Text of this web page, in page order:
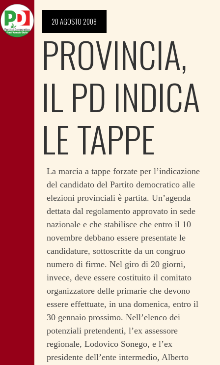
20 AGOSTO 2008
PROVINCIA,
IL PD INDICA
LE TAPPE
La marcia a tappe forzate per l’indicazione
del candidato del Partito democratico alle
elezioni provinciali è partita. Un’agenda
dettata dal regolamento approvato in sede
nazionale e che stabilisce che entro il 10
novembre debbano essere presentate le
candidature, sottoscritte da un congruo
numero di firme. Nel giro di 20 giorni,
invece, deve essere costituito il comitato
organizzatore delle primarie che devono
essere effettuate, in una domenica, entro il
30 gennaio prossimo. Nell’elenco dei
potenziali pretendenti, l’ex assessore
regionale, Lodovico Sonego, e l’ex
presidente dell’ente intermedio, Alberto